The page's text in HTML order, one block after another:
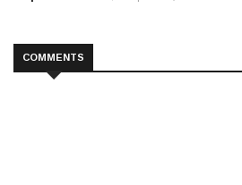
COMMENTS